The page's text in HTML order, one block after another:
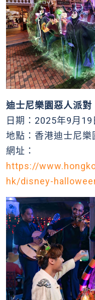
迪士尼樂園惡人派
日期：2025年9月
地點：香港迪士尼樂
網址：
https://
hk/disney-